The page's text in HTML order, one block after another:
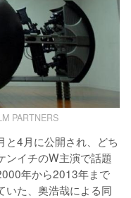
PARTNERS
4月に公開され、どち
ンイチのW主演で話題
年から2013年まで
いた、奥浩哉による同